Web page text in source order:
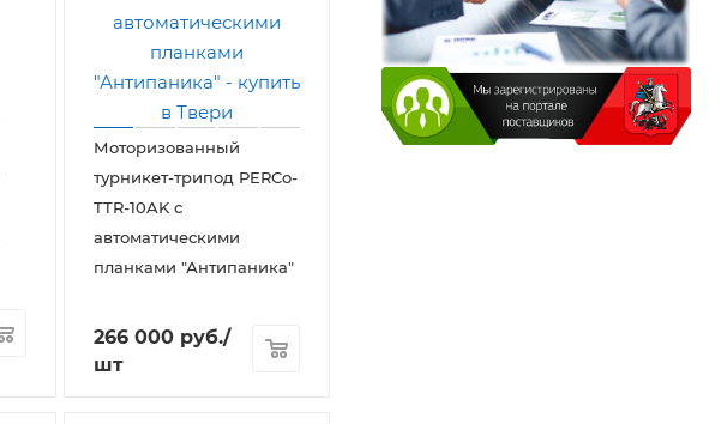
Моторизованный
турникет-трипод PERCo-
TTR-10AK с
автоматическими
планками "Антипаника"
266 000 руб./
шт